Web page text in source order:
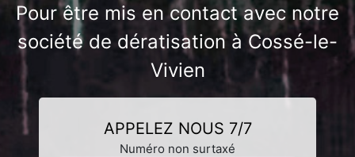
Pour être mis en contact avec notre
société de dératisation à Cossé-le-
Vivien
APPELEZ NOUS 7/7
Numéro non surtaxé